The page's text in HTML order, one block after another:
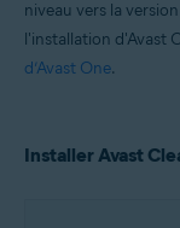
niveau vers la
l'installation d'Avast
d’Avast One.
Installer Avast